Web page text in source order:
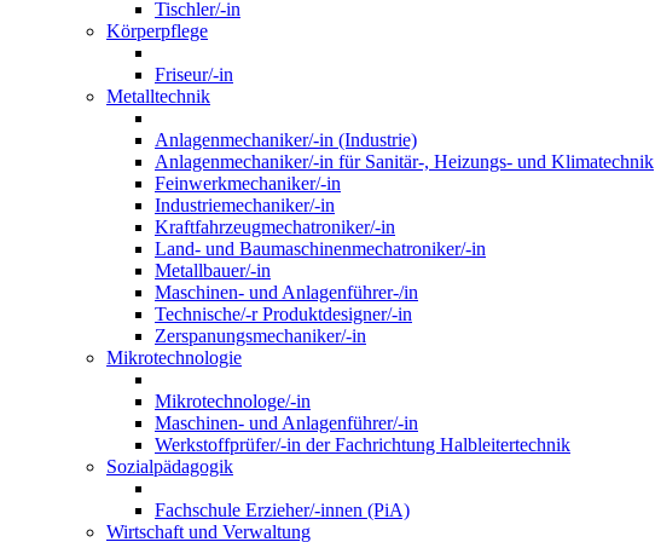
Tischler/-in
Körperpflege
Friseur/-in
Metalltechnik
Anlagenmechaniker/-in (Industrie)
Anlagenmechaniker/-in für Sanitär-, Heizungs- und Klimatechnik
Feinwerkmechaniker/-in
Industriemechaniker/-in
Kraftfahrzeugmechatroniker/-in
Land- und Baumaschinenmechatroniker/-in
Metallbauer/-in
Maschinen- und Anlagenführer-/in
Technische/-r Produktdesigner/-in
Zerspanungsmechaniker/-in
Mikrotechnologie
Mikrotechnologe/-in
Maschinen- und Anlagenführer/-in
Werkstoffprüfer/-in der Fachrichtung Halbleitertechnik
Sozialpädagogik
Fachschule Erzieher/-innen (PiA)
Wirtschaft und Verwaltung